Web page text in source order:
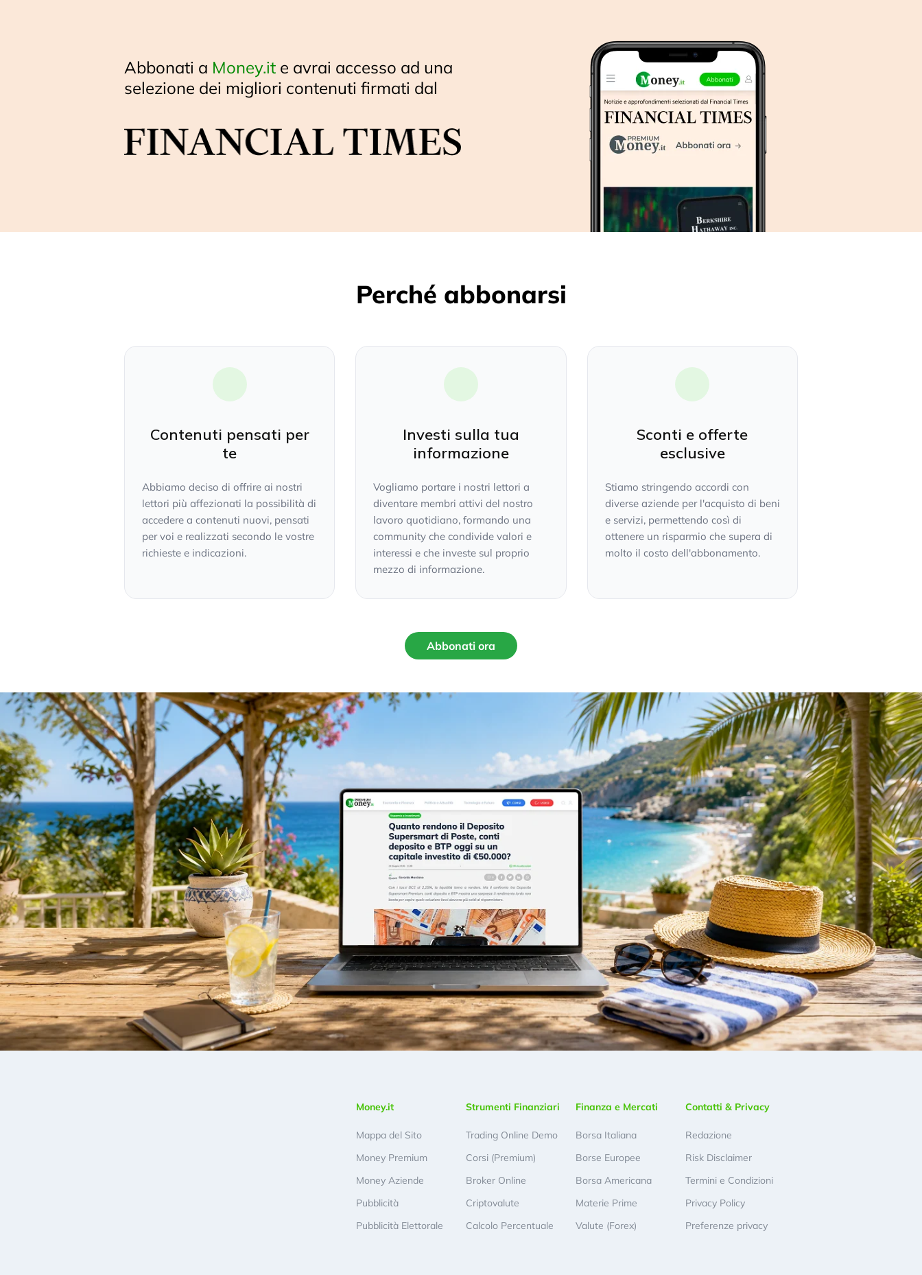
Abbonati a Money.it e avrai accesso ad una
selezione dei migliori contenuti firmati dal
Perché abbonarsi
Contenuti pensati per
te
Abbiamo deciso di offrire ai nostri
lettori più affezionati la possibilità di
accedere a contenuti nuovi, pensati
per voi e realizzati secondo le vostre
richieste e indicazioni.
Investi sulla tua
informazione
Vogliamo portare i nostri lettori a
diventare membri attivi del nostro
lavoro quotidiano, formando una
community che condivide valori e
interessi e che investe sul proprio
mezzo di informazione.
Sconti e offerte
esclusive
Stiamo stringendo accordi con
diverse aziende per l'acquisto di beni
e servizi, permettendo così di
ottenere un risparmio che supera di
molto il costo dell'abbonamento.
Abbonati ora
Money.it
Mappa del Sito
Money Premium
Money Aziende
Pubblicità
Pubblicità Elettorale
Strumenti Finanziari
Trading Online Demo
Corsi (Premium)
Broker Online
Criptovalute
Calcolo Percentuale
Finanza e Mercati
Borsa Italiana
Borse Europee
Borsa Americana
Materie Prime
Valute (Forex)
Contatti & Privacy
Redazione
Risk Disclaimer
Termini e Condizioni
Privacy Policy
Preferenze privacy